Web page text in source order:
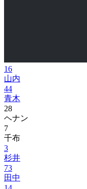
16
山内
44
青木
28
ヘナン
7
千布
3
杉井
73
田中